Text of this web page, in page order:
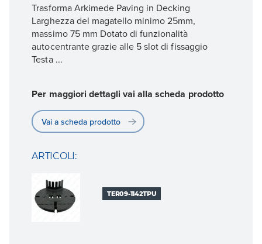
Trasforma Arkimede Paving in Decking
Larghezza del magatello minimo 25mm,
massimo 75 mm Dotato di funzionalità
autocentrante grazie alle 5 slot di fissaggio
Testa ...
Per maggiori dettagli vai alla scheda prodotto
Vai a scheda prodotto
ARTICOLI:
TER09-1142TPU